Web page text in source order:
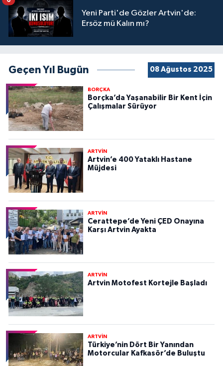
Yeni Parti'de Gözler Artvin'de:
Ersöz mü Kalın mı?
Geçen Yıl Bugün 08 Ağustos 2025
BORÇKA
Borçka’da Yaşanabilir Bir Kent İçin
Çalışmalar Sürüyor
ARTVİN
Artvin’e 400 Yataklı Hastane
Müjdesi
ARTVİN
Cerattepe’de Yeni ÇED Onayına
Karşı Artvin Ayakta
ARTVİN
Artvin Motofest Kortejle Başladı
ARTVİN
Türkiye’nin Dört Bir Yanından
Motorcular Kafkasör’de Buluştu